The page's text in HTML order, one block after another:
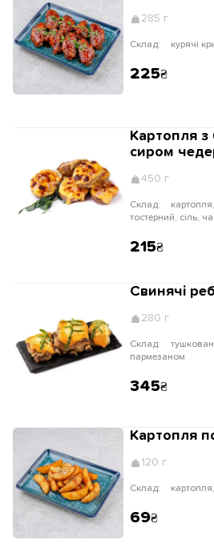
285 г
Склад: курячі
225
Картопля з
сиром
450 г
Склад:
тостерний, сіль,
215
Свинячі
280 г
Склад:
пармезаном
345
Картопля
120 г
Склад:
69